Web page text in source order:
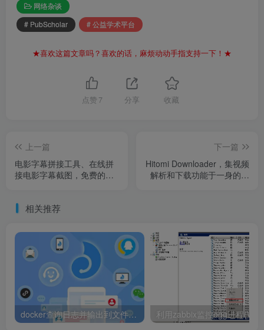
网络杂谈
# PubScholar
# 公益学术平台
★喜欢这篇文章吗？喜欢的话，麻烦动动手指支持一下！★
点赞 7 分享 收藏
上一篇
电影字幕拼接工具、在线拼
接电影字幕截图，免费的就
下一篇
Hitomi Downloader，集视频
解析和下载功能于一身的全
相关推荐
docker查询日志并输出到文件的方法